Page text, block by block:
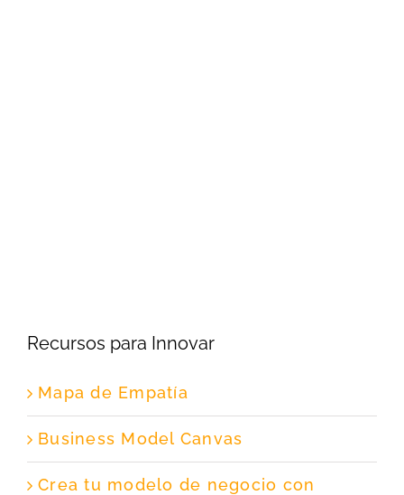
Recursos para Innovar
Mapa de Empatía
Business Model Canvas
Crea tu modelo de negocio con